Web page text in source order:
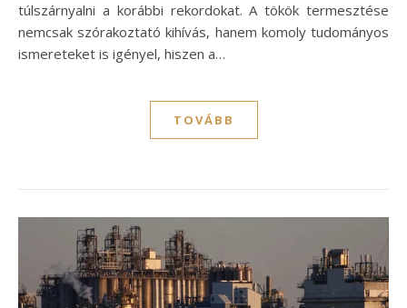
túlszárnyalni a korábbi rekordokat. A tökök termesztése
nemcsak szórakoztató kihívás, hanem komoly tudományos
ismereteket is igényel, hiszen a…
TOVÁBB